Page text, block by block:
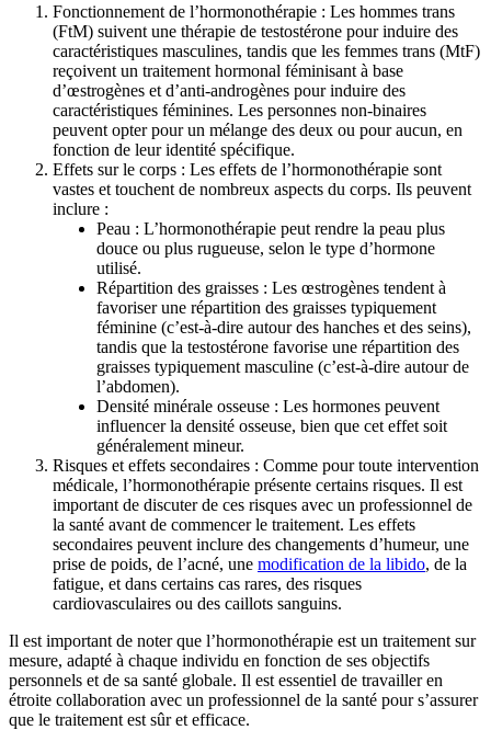
Fonctionnement de l’hormonothérapie : Les hommes trans
(FtM) suivent une thérapie de testostérone pour induire des
caractéristiques masculines, tandis que les femmes trans (MtF)
reçoivent un traitement hormonal féminisant à base
d’œstrogènes et d’anti-androgènes pour induire des
caractéristiques féminines. Les personnes non-binaires
peuvent opter pour un mélange des deux ou pour aucun, en
fonction de leur identité spécifique.
Effets sur le corps : Les effets de l’hormonothérapie sont
vastes et touchent de nombreux aspects du corps. Ils peuvent
inclure :
Peau : L’hormonothérapie peut rendre la peau plus
douce ou plus rugueuse, selon le type d’hormone
utilisé.
Répartition des graisses : Les œstrogènes tendent à
favoriser une répartition des graisses typiquement
féminine (c’est-à-dire autour des hanches et des seins),
tandis que la testostérone favorise une répartition des
graisses typiquement masculine (c’est-à-dire autour de
l’abdomen).
Densité minérale osseuse : Les hormones peuvent
influencer la densité osseuse, bien que cet effet soit
généralement mineur.
Risques et effets secondaires : Comme pour toute intervention
médicale, l’hormonothérapie présente certains risques. Il est
important de discuter de ces risques avec un professionnel de
la santé avant de commencer le traitement. Les effets
secondaires peuvent inclure des changements d’humeur, une
prise de poids, de l’acné, une modification de la libido, de la
fatigue, et dans certains cas rares, des risques
cardiovasculaires ou des caillots sanguins.
Il est important de noter que l’hormonothérapie est un traitement sur
mesure, adapté à chaque individu en fonction de ses objectifs
personnels et de sa santé globale. Il est essentiel de travailler en
étroite collaboration avec un professionnel de la santé pour s’assurer
que le traitement est sûr et efficace.